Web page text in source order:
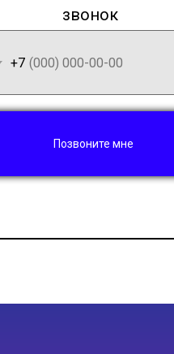
LET'S GO!
+7
Позвоните мне
звонок